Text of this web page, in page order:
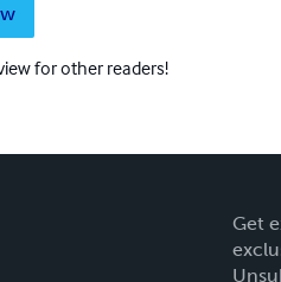
for other readers!
Get